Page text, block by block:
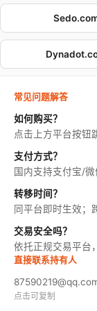
常见问题解答
如何购买？
点击上方平台按钮
支付方式？
国内支持支付宝/
转移时间？
同平台即时生效；
交易安全吗？
依托正规交易平台
直接联系持有人
点击可复制